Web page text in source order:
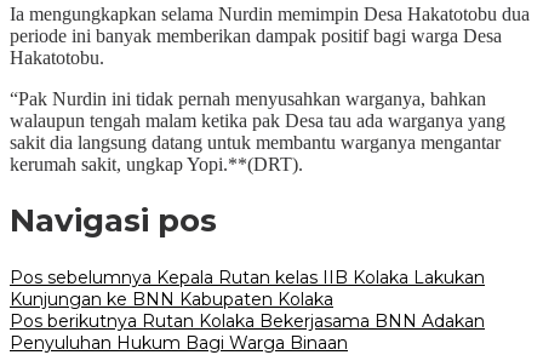
Ia mengungkapkan selama Nurdin memimpin Desa Hakatotobu dua
periode ini banyak memberikan dampak positif bagi warga Desa
Hakatotobu.
“Pak Nurdin ini tidak pernah menyusahkan warganya, bahkan
walaupun tengah malam ketika pak Desa tau ada warganya yang
sakit dia langsung datang untuk membantu warganya mengantar
kerumah sakit, ungkap Yopi.**(DRT).
Navigasi pos
Pos sebelumnya Kepala Rutan kelas IIB Kolaka Lakukan
Kunjungan ke BNN Kabupaten Kolaka
Pos berikutnya Rutan Kolaka Bekerjasama BNN Adakan
Penyuluhan Hukum Bagi Warga Binaan